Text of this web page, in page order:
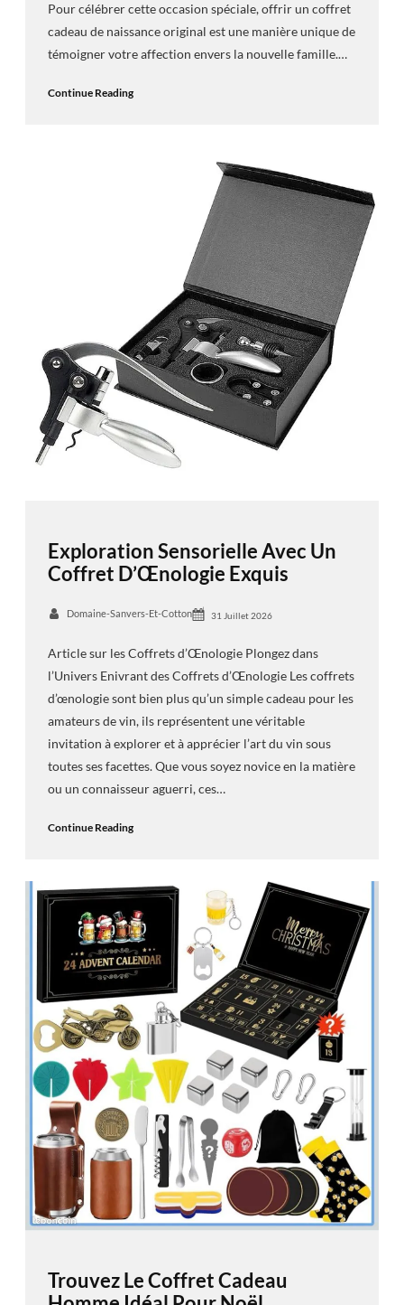
Pour célébrer cette occasion spéciale, offrir un coffret
cadeau de naissance original est une manière unique de
témoigner votre affection envers la nouvelle famille.…
Continue Reading
Exploration Sensorielle Avec Un
Coffret D’Œnologie Exquis
Domaine-Sanvers-Et-Cotton 31 Juillet 2026
Article sur les Coffrets d’Œnologie Plongez dans
l’Univers Enivrant des Coffrets d’Œnologie Les coffrets
d’œnologie sont bien plus qu’un simple cadeau pour les
amateurs de vin, ils représentent une véritable
invitation à explorer et à apprécier l’art du vin sous
toutes ses facettes. Que vous soyez novice en la matière
ou un connaisseur aguerri, ces…
Continue Reading
Trouvez Le Coffret Cadeau